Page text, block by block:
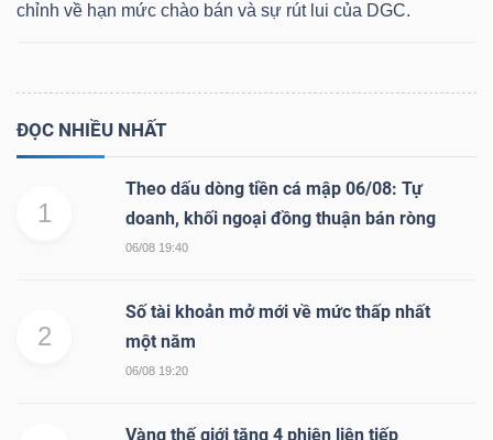
chỉnh về hạn mức chào bán và sự rút lui của DGC.
ĐỌC NHIỀU NHẤT
1
Theo dấu dòng tiền cá mập 06/08: Tự
doanh, khối ngoại đồng thuận bán ròng
06/08 19:40
2
Số tài khoản mở mới về mức thấp nhất
một năm
06/08 19:20
Vàng thế giới tăng 4 phiên liên tiếp
chính